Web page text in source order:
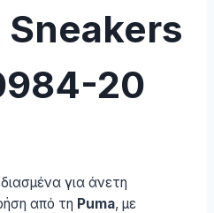
Sneakers
20
για άνετη
από τη Puma, με